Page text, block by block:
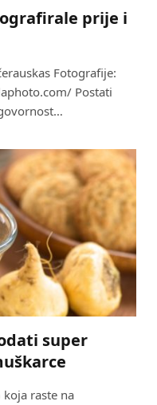
prije i
Fotografije:
Postati
super
raste na